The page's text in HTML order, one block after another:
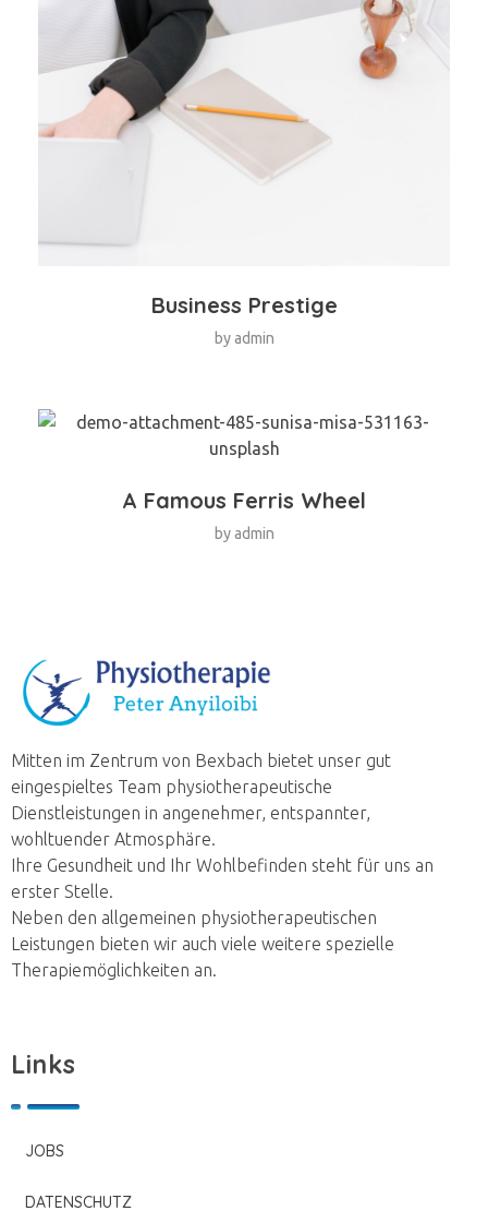
Business Prestige
by admin
A Famous Ferris Wheel
by admin
Mitten im Zentrum von Bexbach bietet unser gut
eingespieltes Team physiotherapeutische
Dienstleistungen in angenehmer, entspannter,
wohltuender Atmosphäre.
Ihre Gesundheit und Ihr Wohlbefinden steht für uns an
erster Stelle.
Neben den allgemeinen physiotherapeutischen
Leistungen bieten wir auch viele weitere spezielle
Therapiemöglichkeiten an.
Links
JOBS
DATENSCHUTZ